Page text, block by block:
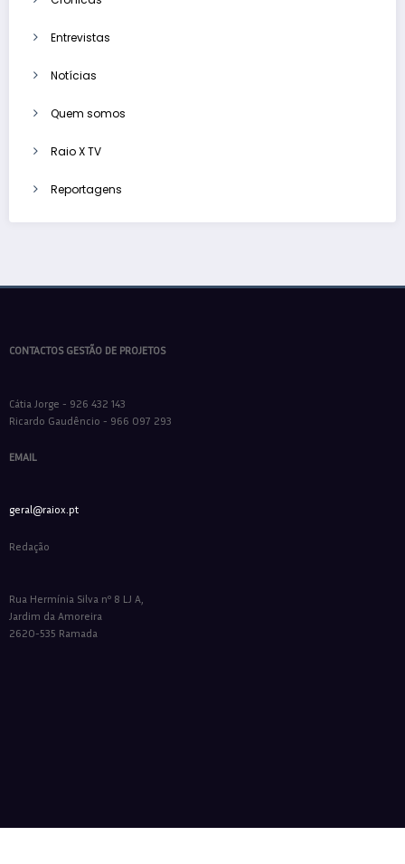
Entrevistas
Notícias
Quem somos
Raio X TV
Reportagens
CONTACTOS GESTÃO DE PROJETOS
Cátia Jorge - 926 432 143
Ricardo Gaudêncio - 966 097 293
EMAIL
geral@raiox.pt
Redação
Rua Hermínia Silva nº 8 LJ A,
Jardim da Amoreira
2620-535 Ramada